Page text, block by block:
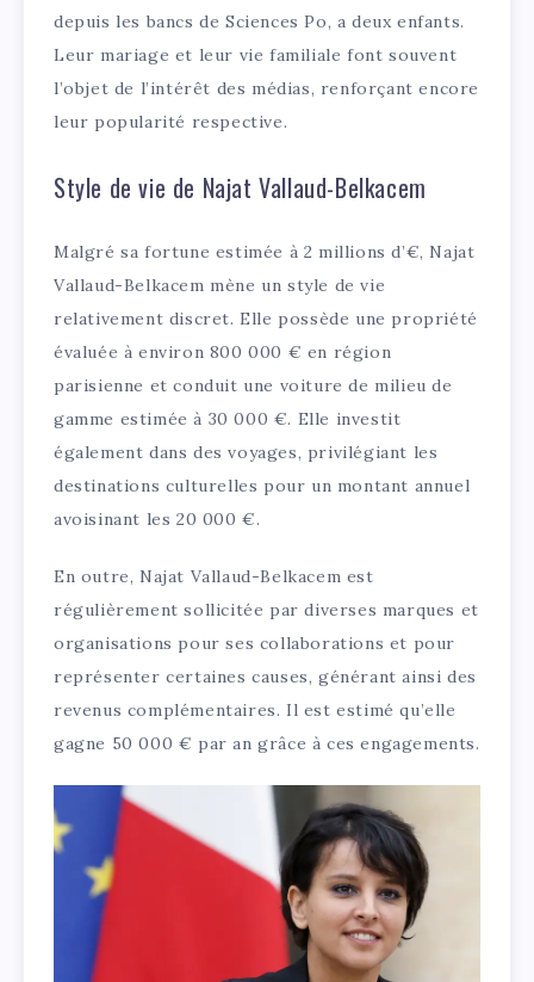
depuis les bancs de Sciences Po, a deux enfants.
Leur mariage et leur vie familiale font souvent
l’objet de l’intérêt des médias, renforçant encore
leur popularité respective.
Style de vie de Najat Vallaud-Belkacem
Malgré sa fortune estimée à 2 millions d’€, Najat
Vallaud-Belkacem mène un style de vie
relativement discret. Elle possède une propriété
évaluée à environ 800 000 € en région
parisienne et conduit une voiture de milieu de
gamme estimée à 30 000 €. Elle investit
également dans des voyages, privilégiant les
destinations culturelles pour un montant annuel
avoisinant les 20 000 €.
En outre, Najat Vallaud-Belkacem est
régulièrement sollicitée par diverses marques et
organisations pour ses collaborations et pour
représenter certaines causes, générant ainsi des
revenus complémentaires. Il est estimé qu’elle
gagne 50 000 € par an grâce à ces engagements.